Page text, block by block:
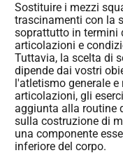
Sostituire i mezzi
trascinamenti con la
soprattutto in termini
articolazioni e
Tuttavia, la scelta di
dipende dai vostri
l'atletismo generale
articolazioni, gli
aggiunta alla routine
sulla costruzione di
una componente
inferiore del corpo.